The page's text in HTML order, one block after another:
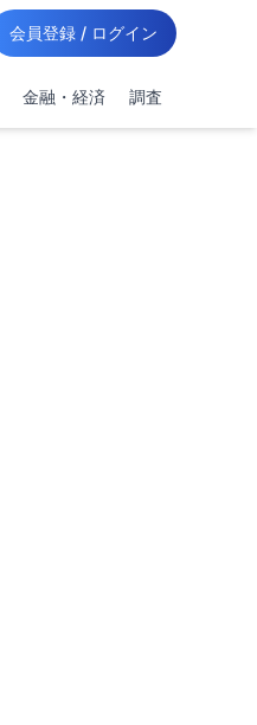
会員登録 / ログイン
金融・経済 調査